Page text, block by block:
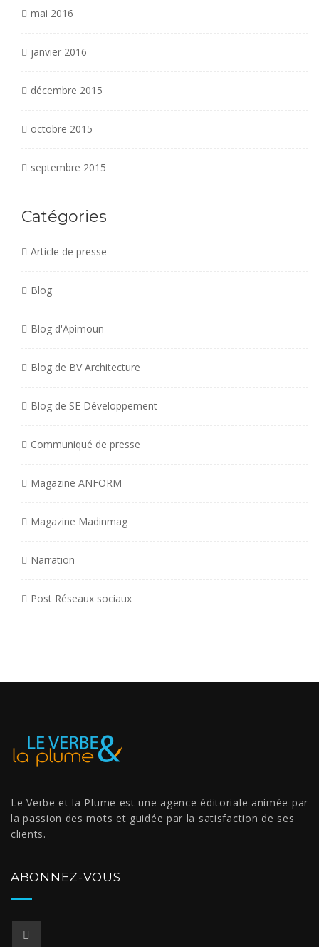
mai 2016
janvier 2016
décembre 2015
octobre 2015
septembre 2015
Catégories
Article de presse
Blog
Blog d'Apimoun
Blog de BV Architecture
Blog de SE Développement
Communiqué de presse
Magazine ANFORM
Magazine Madinmag
Narration
Post Réseaux sociaux
Le Verbe et la Plume est une agence éditoriale animée par
la passion des mots et guidée par la satisfaction de ses
clients.
ABONNEZ-VOUS